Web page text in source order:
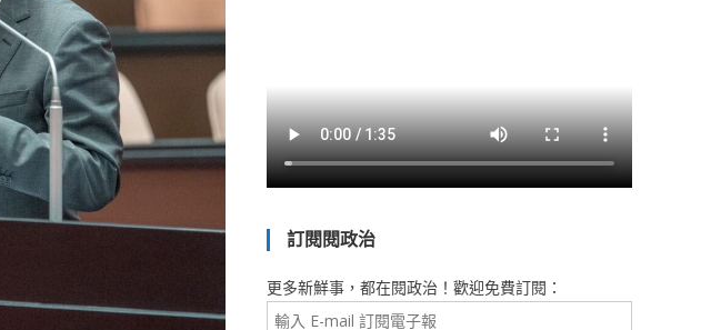
訂閱閱政治
更多新鮮事，都在閱政治！歡迎免費訂閱：